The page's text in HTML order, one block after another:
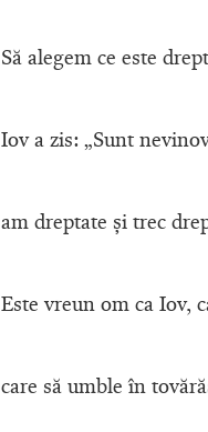
Să alegem ce este
Iov a zis: „Sunt
am dreptate şi trec
Este vreun om ca Iov,
care să umble în